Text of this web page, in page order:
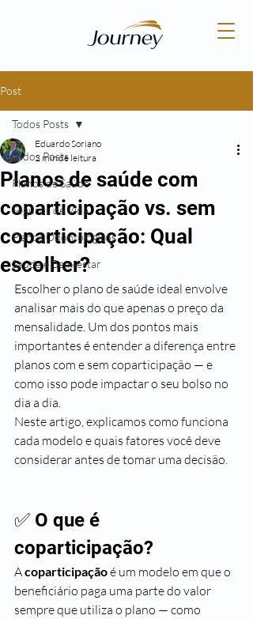
Post
Todos Posts
Planos de Saúde
Seguros de Vida
Planos Odontológicos
Saúde e Bem-estar
Todos Posts
Planos de saúde com
coparticipação vs. sem
coparticipação: Qual
escolher?
Eduardo Soriano
2 min de leitura
Escolher o plano de saúde ideal envolve
analisar mais do que apenas o preço da
mensalidade. Um dos pontos mais
importantes é entender a diferença entre
planos com e sem coparticipação — e
como isso pode impactar o seu bolso no
dia a dia.
Neste artigo, explicamos como funciona
cada modelo e quais fatores você deve
considerar antes de tomar uma decisão.
✅ O que é
coparticipação?
A coparticipação é um modelo em que o
beneficiário paga uma parte do valor
sempre que utiliza o plano — como